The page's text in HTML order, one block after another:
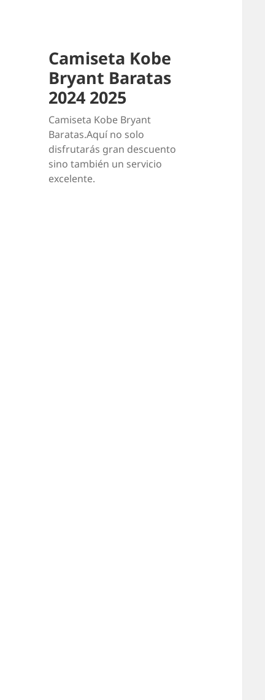
Camiseta Kobe
Bryant Baratas
2024 2025
Camiseta Kobe Bryant
Baratas.Aquí no solo
disfrutarás gran descuento
sino también un servicio
excelente.